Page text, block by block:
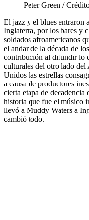
Peter Green /
El jazz y el blues entraron
Inglaterra, por los bares y
soldados afroamericanos
el andar de la década de
contribución al difundir lo
culturales del otro lado del
Unidos las estrellas
a causa de productores
cierta etapa de decadencia
historia que fue el músico
llevó a Muddy Waters a
cambió todo.